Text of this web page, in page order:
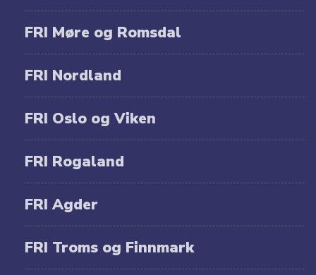
FRI Møre og Romsdal
FRI Nordland
FRI Oslo og Viken
FRI Rogaland
FRI Agder
FRI Troms og Finnmark